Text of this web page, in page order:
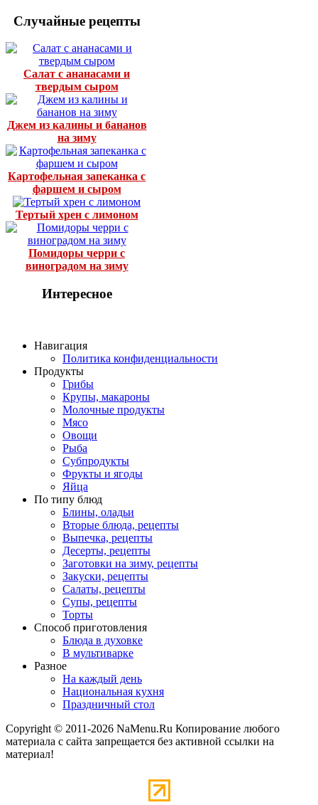
Случайные рецепты
Салат с ананасами и
твердым сыром
Джем из калины и бананов
на зиму
Картофельная запеканка с
фаршем и сыром
Тертый хрен с лимоном
Помидоры черри с
виноградом на зиму
Интересное
Навигация
Политика конфиденциальности
Продукты
Грибы
Крупы, макароны
Молочные продукты
Мясо
Овощи
Рыба
Субпродукты
Фрукты и ягоды
Яйца
По типу блюд
Блины, оладьи
Вторые блюда, рецепты
Выпечка, рецепты
Десерты, рецепты
Заготовки на зиму, рецепты
Закуски, рецепты
Салаты, рецепты
Супы, рецепты
Торты
Способ приготовления
Блюда в духовке
В мультиварке
Разное
На каждый день
Национальная кухня
Праздничный стол
Copyright © 2011-2026 NaMenu.Ru Копирование любого
материала с сайта запрещается без активной ссылки на
материал!